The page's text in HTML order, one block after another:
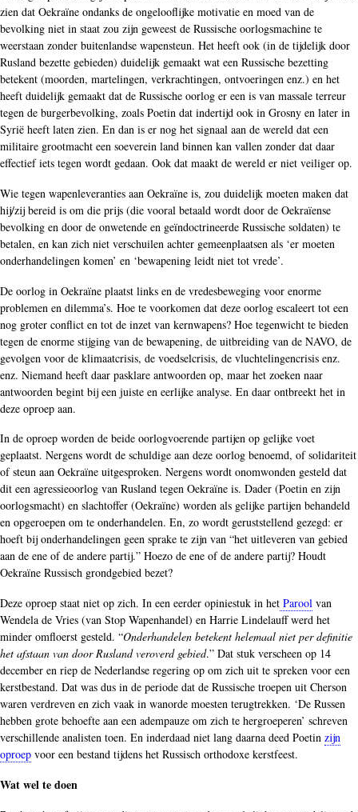
zien dat Oekraïne ondanks de ongelooflijke motivatie en moed van de
bevolking niet in staat zou zijn geweest de Russische oorlogsmachine te
weerstaan zonder buitenlandse wapensteun. Het heeft ook (in de tijdelijk door
Rusland bezette gebieden) duidelijk gemaakt wat een Russische bezetting
betekent (moorden, martelingen, verkrachtingen, ontvoeringen enz.) en het
heeft duidelijk gemaakt dat de Russische oorlog er een is van massale terreur
tegen de burgerbevolking, zoals Poetin dat indertijd ook in Grosny en later in
Syrië heeft laten zien. En dan is er nog het signaal aan de wereld dat een
militaire grootmacht een soeverein land binnen kan vallen zonder dat daar
effectief iets tegen wordt gedaan. Ook dat maakt de wereld er niet veiliger op.
Wie tegen wapenleveranties aan Oekraïne is, zou duidelijk moeten maken dat
hij/zij bereid is om die prijs (die vooral betaald wordt door de Oekraïense
bevolking en door de onwetende en geïndoctrineerde Russische soldaten) te
betalen, en kan zich niet verschuilen achter gemeenplaatsen als ‘er moeten
onderhandelingen komen’ en ‘bewapening leidt niet tot vrede’.
De oorlog in Oekraïne plaatst links en de vredesbeweging voor enorme
problemen en dilemma’s. Hoe te voorkomen dat deze oorlog escaleert tot een
nog groter conflict en tot de inzet van kernwapens? Hoe tegenwicht te bieden
tegen de enorme stijging van de bewapening, de uitbreiding van de NAVO, de
gevolgen voor de klimaatcrisis, de voedselcrisis, de vluchtelingencrisis enz.
enz. Niemand heeft daar pasklare antwoorden op, maar het zoeken naar
antwoorden begint bij een juiste en eerlijke analyse. En daar ontbreekt het in
deze oproep aan.
In de oproep worden de beide oorlogvoerende partijen op gelijke voet
geplaatst. Nergens wordt de schuldige aan deze oorlog benoemd, of solidariteit
of steun aan Oekraïne uitgesproken. Nergens wordt onomwonden gesteld dat
dit een agressieoorlog van Rusland tegen Oekraïne is. Dader (Poetin en zijn
oorlogsmacht) en slachtoffer (Oekraïne) worden als gelijke partijen behandeld
en opgeroepen om te onderhandelen. En, zo wordt geruststellend gezegd: er
hoeft bij onderhandelingen geen sprake te zijn van “het uitleveren van gebied
aan de ene of de andere partij.” Hoezo de ene of de andere partij? Houdt
Oekraïne Russisch grondgebied bezet?
Deze oproep staat niet op zich. In een eerder opiniestuk in het Parool van
Wendela de Vries (van Stop Wapenhandel) en Harrie Lindelauff werd het
minder omfloerst gesteld. “Onderhandelen betekent helemaal niet per definitie
het afstaan van door Rusland veroverd gebied.” Dat stuk verscheen op 14
december en riep de Nederlandse regering op om zich uit te spreken voor een
kerstbestand. Dat was dus in de periode dat de Russische troepen uit Cherson
waren verdreven en zich vaak in wanorde moesten terugtrekken. ‘De Russen
hebben grote behoefte aan een adempauze om zich te hergroeperen’ schreven
verschillende analisten toen. En inderdaad niet lang daarna deed Poetin zijn
oproep voor een bestand tijdens het Russisch orthodoxe kerstfeest.
Wat wel te doen